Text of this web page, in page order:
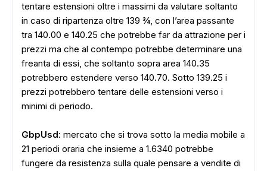
tentare estensioni oltre i massimi da valutare soltanto
in caso di ripartenza oltre 139 ¾, con l’area passante
tra 140.00 e 140.25 che potrebbe far da attrazione per i
prezzi ma che al contempo potrebbe determinare una
freanta di essi, che soltanto sopra area 140.35
potrebbero estendere verso 140.70. Sotto 139.25 i
prezzi potrebbero tentare delle estensioni verso i
minimi di periodo.
GbpUsd: mercato che si trova sotto la media mobile a
21 periodi oraria che insieme a 1.6340 potrebbe
fungere da resistenza sulla quale pensare a vendite di